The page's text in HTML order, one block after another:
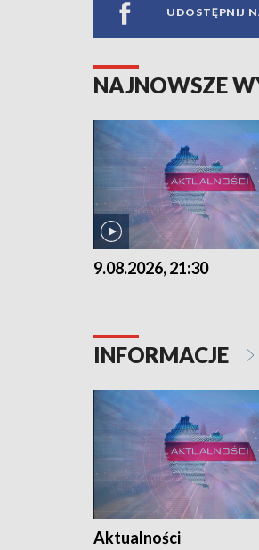
UDOSTĘPNIJ
NAJNOWSZE
9.08.2026, 21:30
INFORMACJE
Aktualności